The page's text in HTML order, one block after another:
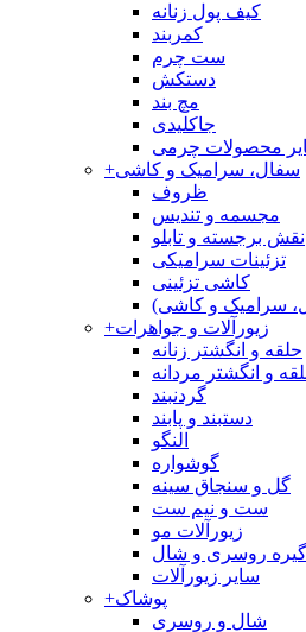
کیف پول زنانه
کمربند
ست چرم
دستکش
مچ بند
جاکلیدی
محصولات چرمی
+سفال، سرامیک و کاشی
ظروف
مجسمه و تندیس
نقش برجسته و تابلو
تزئینات سرامیکی
کاشی تزئینی
سرامیک و کاشی)
+زیورآلات و جواهرات
حلقه و انگشتر زنانه
و انگشتر مردانه
گردنبند
دستبند و پابند
النگو
گوشواره
گل و سنجاق سینه
ست و نیم ست
زیورآلات مو
گیره روسری و شال
سایر زیورآلات
+پوشاک
شال و روسری